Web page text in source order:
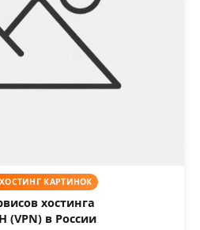
КАРТИНОК
хостинга
в России